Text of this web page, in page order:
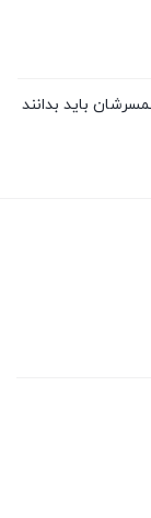
باید بدانند